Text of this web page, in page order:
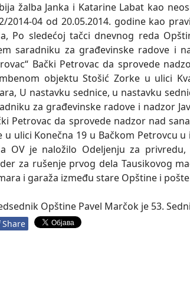
žalba Janka i Katarine Labat kao
2014-04 od 20.05.2014. godine kao
Po sledećoj tačci dnevnog reda
saradniku za građevinske radove i
Bački Petrovac da sprovede
objektu Stošić Zorke u ulici
U nastavku sednice, u nastavku
za građevinske radove i nadzor
Petrovac da sprovede nadzor nad
u ulici Konečna 19 u Bačkom Petrovcu
OV je naložilo Odeljenju za
za rušenje prvog dela Tausikovog
i garaža između stare Opštine i
Opštine Pavel Marčok je 53.
Share